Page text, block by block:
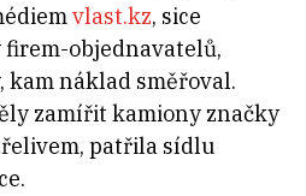
vlast.kz, sice
objednavatelů,
kam náklad směřoval.
zamířit kamiony značky
patřila sídlu